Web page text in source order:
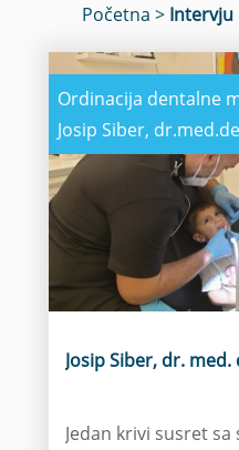
Početna > Intervju
Ordinacija dentalne
Josip Siber,
Josip Siber, dr. med.
Jedan krivi susret